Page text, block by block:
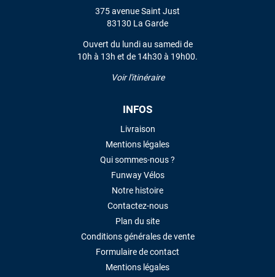
375 avenue Saint Just
83130 La Garde
Ouvert du lundi au samedi de
10h à 13h et de 14h30 à 19h00.
Voir l'itinéraire
INFOS
Livraison
Mentions légales
Qui sommes-nous ?
Funway Vélos
Notre histoire
Contactez-nous
Plan du site
Conditions générales de vente
Formulaire de contact
Mentions légales